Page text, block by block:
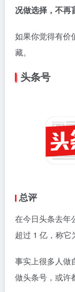
况做选择，不再
如果你觉得有价
藏。
头条号
总评
在今日头条去年
超过 1 亿，称它
事实上很多人做
做头条号，或许